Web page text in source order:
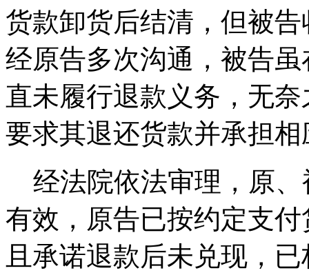
货款卸货后结清，但被
经原告多次沟通，被告
直未履行退款义务，无
要求其退还货款并承担
经法院依法审理，原、
有效，原告已按约定支
且承诺退款后未兑现，